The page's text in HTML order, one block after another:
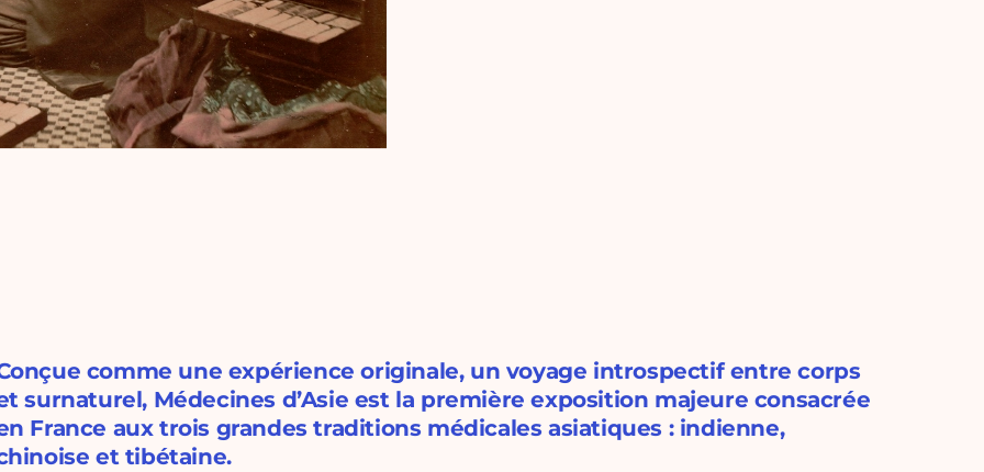
comme une expérience originale, un voyage introspectif entre corps
surnaturel, Médecines d’Asie est la première exposition majeure consacrée
France aux trois grandes traditions médicales asiatiques : indienne,
et tibétaine.